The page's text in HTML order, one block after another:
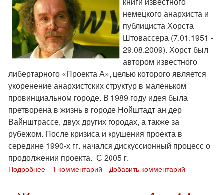
немецкого анархиста и
публициста Хорста
Штовассера (7.01.1951 -
29.08.2009). Хорст был
автором известного
либертарного «Проекта А», целью которого является
укоренение анархистских структур в маленьком
провинциальном городе. В 1989 году идея была
претворена в жизнь в городе Нойштадт ан дер
Вайнштрассе, двух других городах, а также за
рубежом. После кризиса и крушения проекта в
середине 1990-х гг. начался дискуссионный процесс о
продолжении проекта. С 2005 г.
Подробнее 1 комментарий Добавить комментарий